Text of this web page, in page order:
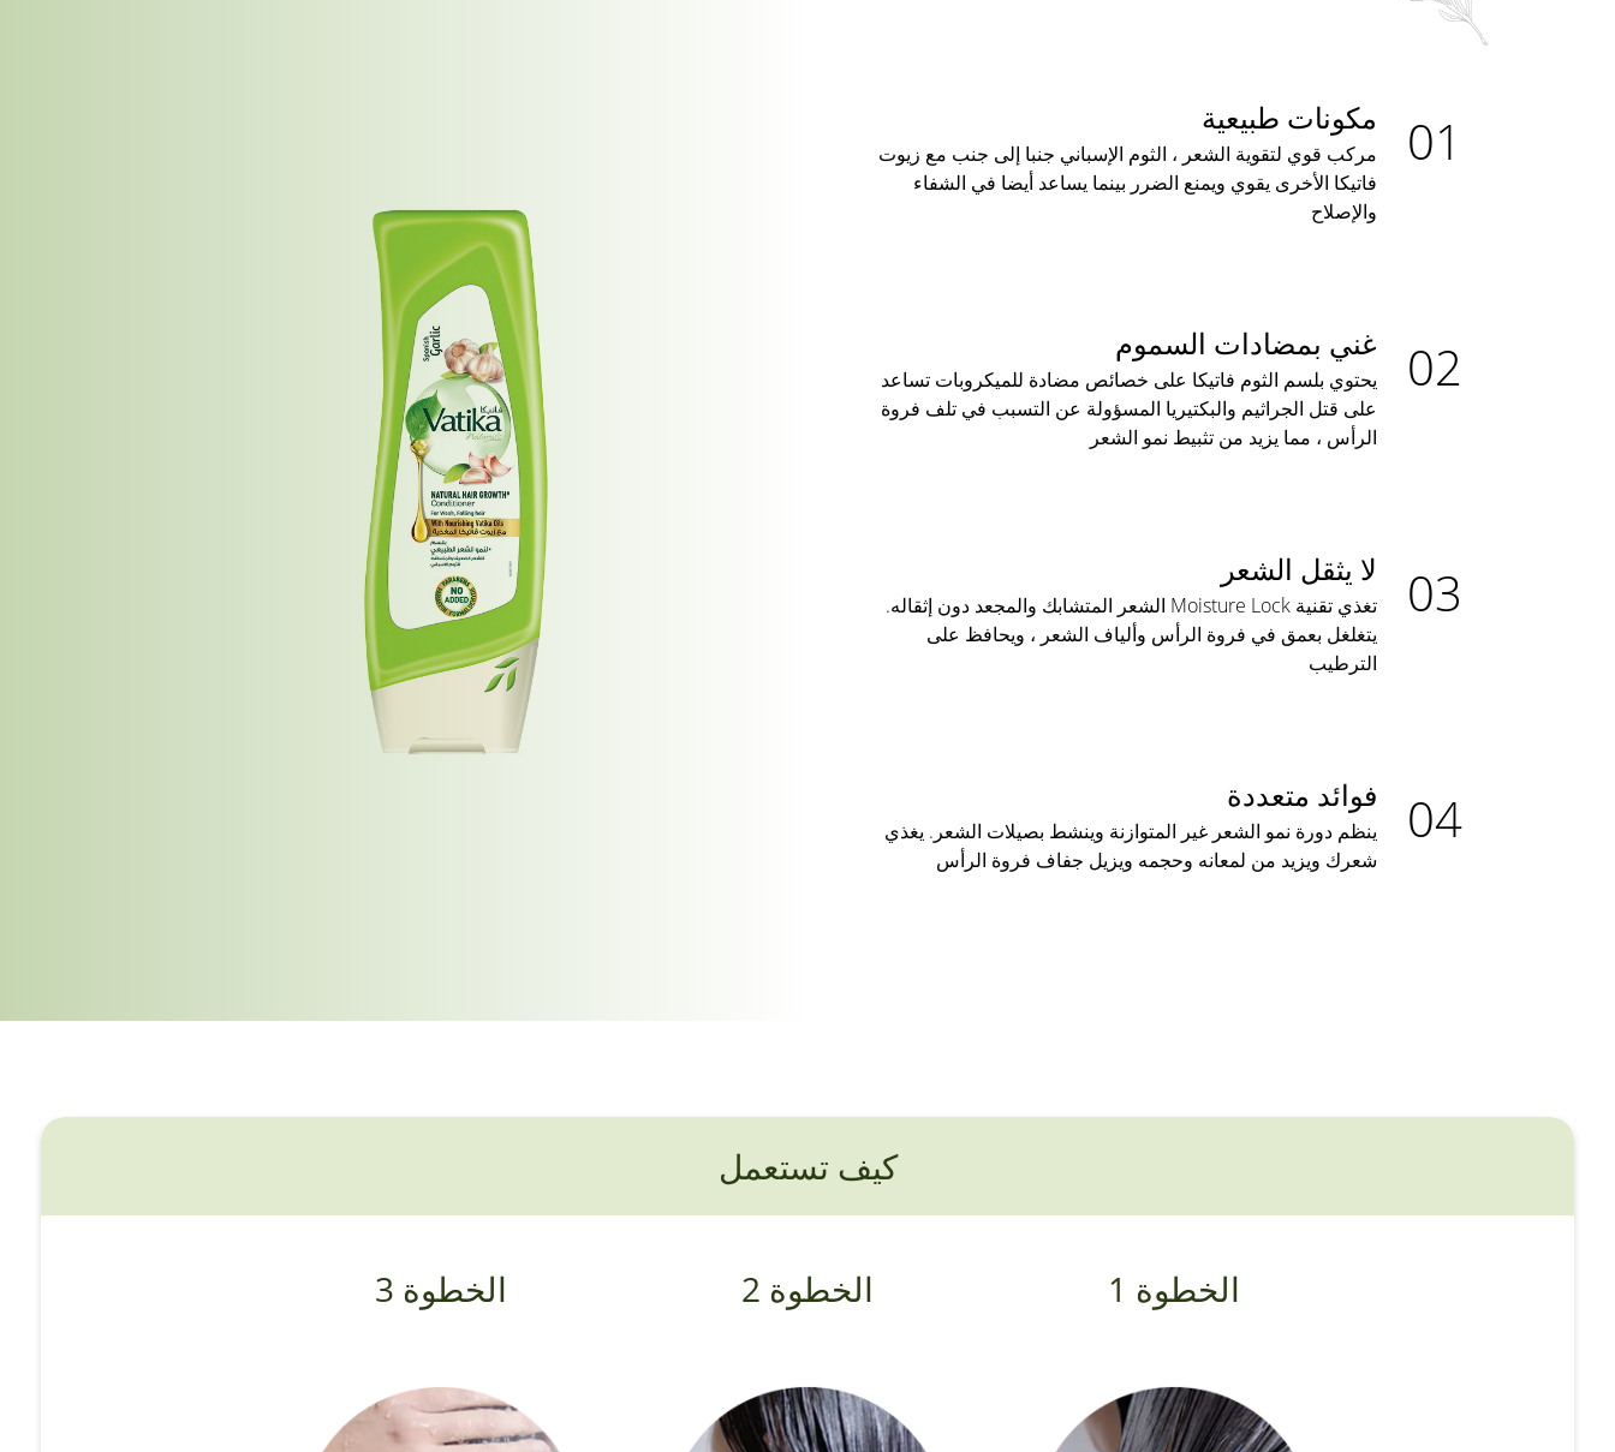
مكونات طبيعية
مركب قوي لتقوية الشعر ، الثوم الإسباني جنبا إلى جنب مع زيوت
فاتيكا الأخرى يقوي ويمنع الضرر بينما يساعد أيضا في الشفاء
والإصلاح
غني بمضادات السموم
يحتوي بلسم الثوم فاتيكا على خصائص مضادة للميكروبات تساعد
على قتل الجراثيم والبكتيريا المسؤولة عن التسبب في تلف فروة
الرأس ، مما يزيد من تثبيط نمو الشعر
لا يثقل الشعر
تغذي تقنية Moisture Lock الشعر المتشابك والمجعد دون إثقاله.
يتغلغل بعمق في فروة الرأس وألياف الشعر ، ويحافظ على
الترطيب
فوائد متعددة
ينظم دورة نمو الشعر غير المتوازنة وينشط بصيلات الشعر. يغذي
شعرك ويزيد من لمعانه وحجمه ويزيل جفاف فروة الرأس
كيف تستعمل
الخطوة 1 الخطوة 2 الخطوة 3